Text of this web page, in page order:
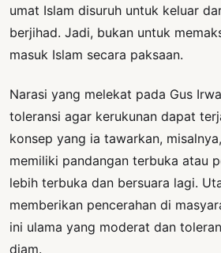
umat Islam disuruh untuk keluar
berjihad. Jadi, bukan untuk
masuk Islam secara paksaan.
Narasi yang melekat pada Gus
toleransi agar kerukunan dapat
konsep yang ia tawarkan,
memiliki pandangan terbuka atau
lebih terbuka dan bersuara lagi.
memberikan pencerahan di
ini ulama yang moderat dan
diam.